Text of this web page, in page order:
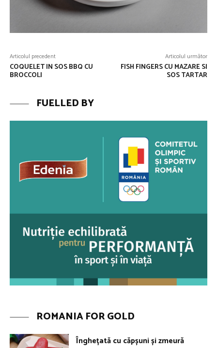
Articolul precedent
COQUELET IN SOS BBQ CU
BROCCOLI
Articolul următor
FISH FINGERS CU MAZARE SI
SOS TARTAR
FUELLED BY
ROMANIA FOR GOLD
Înghețată cu căpșuni și zmeură